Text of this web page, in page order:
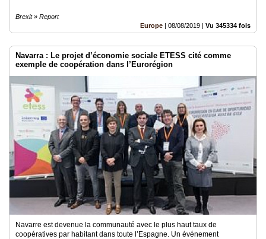
Brexit » Report
Europe | 08/08/2019 | Vu 345334 fois
Navarra : Le projet d’économie sociale ETESS cité comme
exemple de coopération dans l’Eurorégion
Navarre est devenue la communauté avec le plus haut taux de
coopératives par habitant dans toute l’Espagne. Un événement